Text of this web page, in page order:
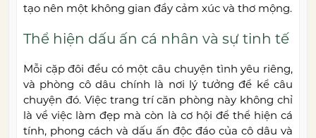
tạo nên một không gian đầy cảm xúc và thơ mộng.
Thể hiện dấu ấn cá nhân và sự tinh tế
Mỗi cặp đôi đều có một câu chuyện tình yêu riêng,
và phòng cô dâu chính là nơi lý tưởng để kể câu
chuyện đó. Việc trang trí căn phòng này không chỉ
là về việc làm đẹp mà còn là cơ hội để thể hiện cá
tính, phong cách và dấu ấn độc đáo của cô dâu và